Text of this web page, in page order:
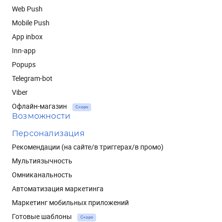
Web Push
Mobile Push
App inbox
Inn-app
Popups
Telegram-bot
Viber
Офлайн-магазин
Скоро
Возможности
Персонализация
Рекомендации (на сайте/в триггерах/в промо)
Мультиязычность
Омниканальность
Автоматизация маркетинга
Маркетинг мобильных приложений
Готовые шаблоны
Скоро